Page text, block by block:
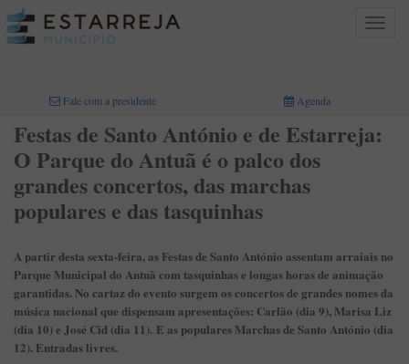
Toggle
Fale com a presidente Agenda
Festas de Santo António e de Estarreja:
O Parque do Antuã é o palco dos
grandes concertos, das marchas
populares e das tasquinhas
A partir desta sexta-feira, as Festas de Santo António assentam arraiais no
Parque Municipal do Antuã com tasquinhas e longas horas de animação
garantidas. No cartaz do evento surgem os concertos de grandes nomes da
música nacional que dispensam apresentações: Carlão (dia 9), Marisa Liz
(dia 10) e José Cid (dia 11). E as populares Marchas de Santo António (dia
12). Entradas livres.